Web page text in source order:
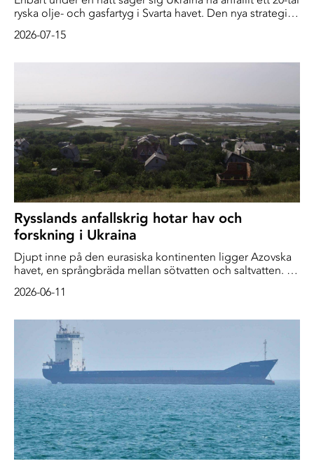
ryska olje- och gasfartyg i Svarta havet. Den nya strategin
sjön. – Den första ronden i sjöslaget är slut. Nu tar vi
”Majdar” Brovdi enligt nyhetsbyrån Bloomberg. De
2026-07-15
Rysslands anfallskrig hotar hav och
forskning i Ukraina
Djupt inne på den eurasiska kontinenten ligger Azovska
havet, en språngbräda mellan sötvatten och saltvatten. Ett
Krim. Likt inget annat hav i världen, ligger det längst bort
Egeiska havet och Medelhavet, samt alla de sund som
förbinder dem.
2026-06-11